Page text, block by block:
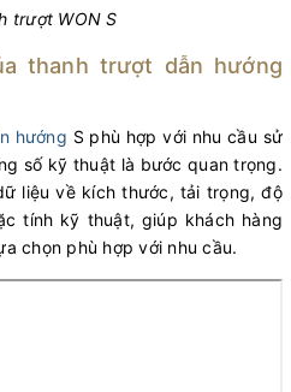
trượt WON S
thanh trượt dẫn hướng
hướng S phù hợp với nhu cầu sử
số kỹ thuật là bước quan trọng.
liệu về kích thước, tải trọng, độ
tính kỹ thuật, giúp khách hàng
chọn phù hợp với nhu cầu.